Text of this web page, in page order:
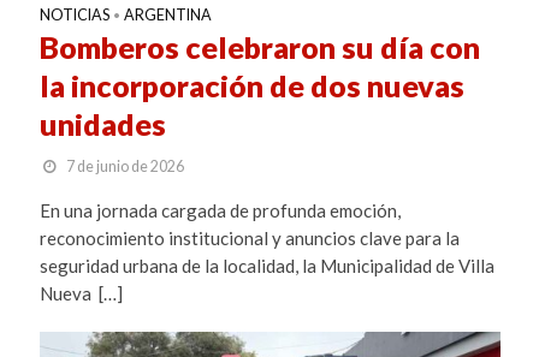
NOTICIAS • ARGENTINA
Bomberos celebraron su día con
la incorporación de dos nuevas
unidades
7 de junio de 2026
En una jornada cargada de profunda emoción,
reconocimiento institucional y anuncios clave para la
seguridad urbana de la localidad, la Municipalidad de Villa
Nueva […]